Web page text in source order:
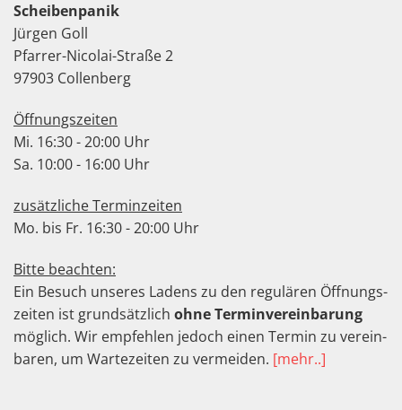
Scheibenpanik
Jürgen Goll
Pfarrer-Nicolai-Straße 2
97903 Collenberg
Öffnungszeiten
Mi. 16:30 - 20:00 Uhr
Sa. 10:00 - 16:00 Uhr
zusätzliche Terminzeiten
Mo. bis Fr. 16:30 - 20:00 Uhr
Bitte beachten:
Ein Besuch unseres Ladens zu den regu­lären Öffnungs­
zeiten ist grund­sätz­lich ohne Termin­verein­barung
möglich. Wir empfeh­len jedoch einen Termin zu ver­ein­
baren, um Warte­zeiten zu ver­meiden. [mehr..]